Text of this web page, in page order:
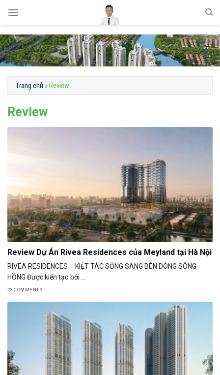
Trang chủ »Review
Review
Review Dự Án Rivea Residences của Meyland tại Hà Nội
RIVEA RESIDENCES – KIỆT TÁC SỐNG SANG BÊN DÒNG SÔNG
HỒNG Được kiến tạo bởi ...
23 COMMENTS